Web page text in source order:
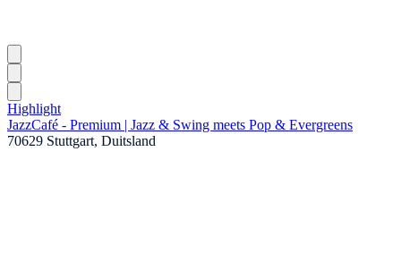
Highlight
JazzCafé - Premium | Jazz & Swing meets Pop & Evergreens
70629 Stuttgart, Duitsland